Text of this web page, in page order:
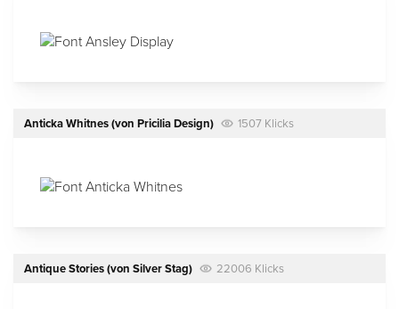
Anticka Whitnes(von Pricilia Design) 1507 Klicks
Antique Stories(von Silver Stag) 22006 Klicks